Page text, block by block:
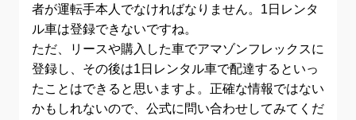
者が運転手本人でなければなりません。1日レンタ
ル車は登録できないですね。
ただ、リースや購入した車でアマゾンフレックスに
登録し、その後は1日レンタル車で配達するといっ
たことはできると思いますよ。正確な情報ではない
かもしれないので、公式に問い合わせしてみてくだ